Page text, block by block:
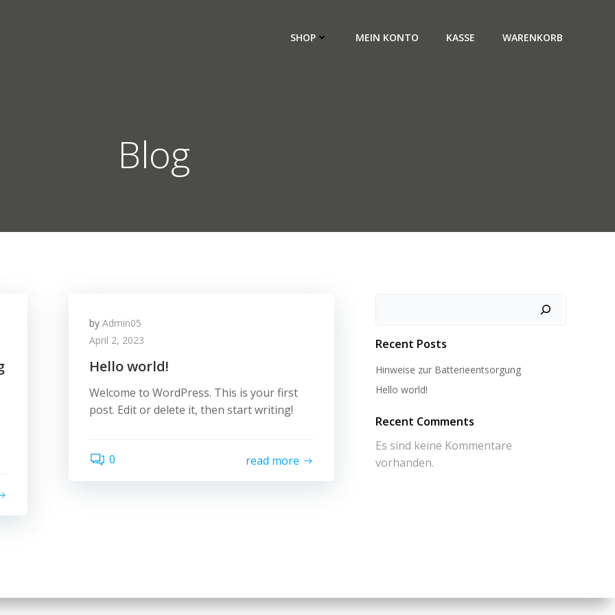
SHOP MEIN KONTO KASSE WARENKORB
Blog
by Admin05
April 2, 2023
Hello world!
Welcome to WordPress. This is your first
post. Edit or delete it, then start writing!
0 read more
Recent Posts
Hinweise zur Batterieentsorgung
Hello world!
Recent Comments
Es sind keine Kommentare
vorhanden.